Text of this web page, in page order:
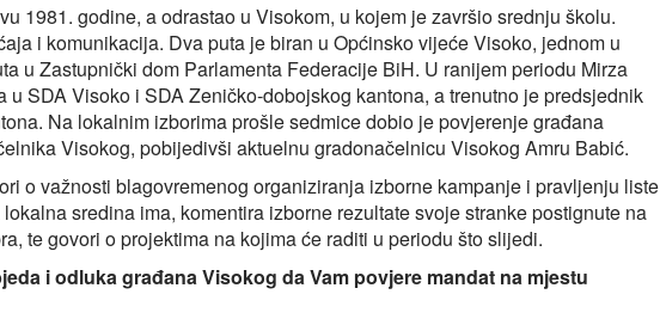
1981. godine, a odrastao u Visokom, u kojem je završio srednju školu.
i komunikacija. Dva puta je biran u Općinsko vijeće Visoko, jednom u
u Zastupnički dom Parlamenta Federacije BiH. U ranijem periodu Mirza
u SDA Visoko i SDA Zeničko-dobojskog kantona, a trenutno je predsjednik
Na lokalnim izborima prošle sedmice dobio je povjerenje građana
Visokog, pobijedivši aktuelnu gradonačelnicu Visokog Amru Babić.
o važnosti blagovremenog organiziranja izborne kampanje i pravljenju liste
sredina ima, komentira izborne rezultate svoje stranke postignute na
te govori o projektima na kojima će raditi u periodu što slijedi.
i odluka građana Visokog da Vam povjere mandat na mjestu